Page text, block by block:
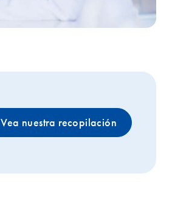
Vea nuestra recopilación